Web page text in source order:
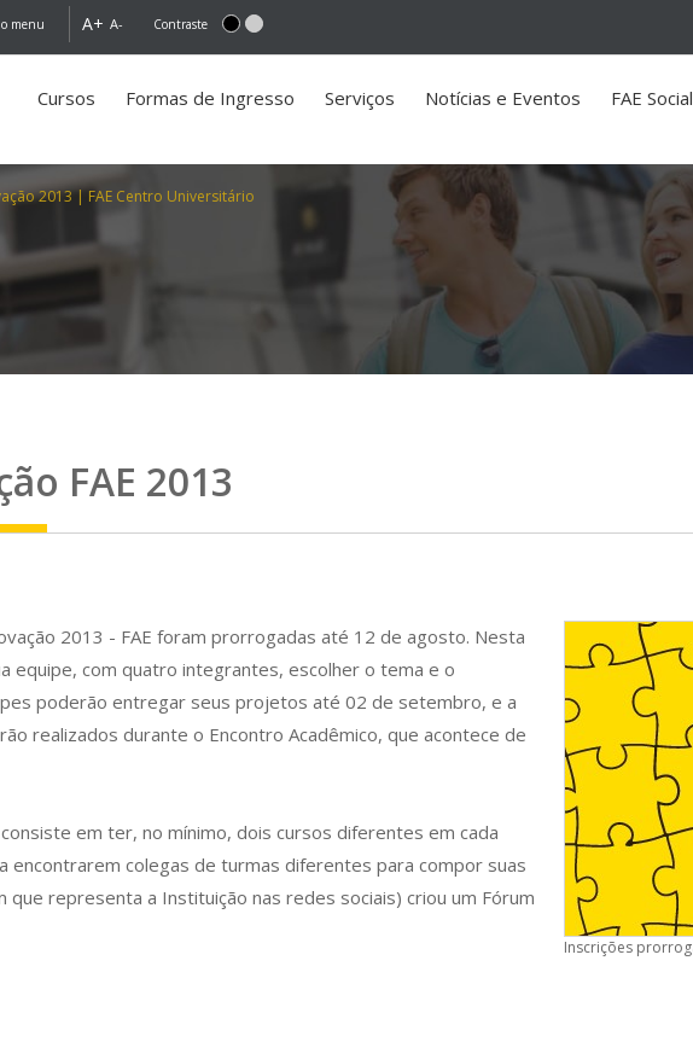
menu A+ A- Contraste
Cursos Formas de Ingresso Serviços Notícias e Eventos FAE Social
2013 | FAE Centro Universitário
FAE 2013
Inscrições
2013 - FAE foram prorrogadas até 12 de agosto. Nesta
equipe, com quatro integrantes, escolher o tema e o
poderão entregar seus projetos até 02 de setembro, e a
realizados durante o Encontro Acadêmico, que acontece de
em ter, no mínimo, dois cursos diferentes em cada
encontrarem colegas de turmas diferentes para compor suas
que representa a Instituição nas redes sociais) criou um Fórum